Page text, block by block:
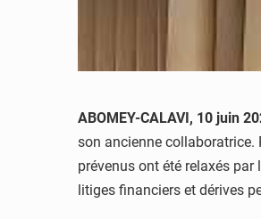
ABOMEY-CALAVI, 10 juin
son ancienne collaboratrice.
prévenus ont été relaxés
litiges financiers et dérives